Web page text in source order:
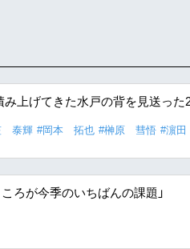
上げてきた水戸の背を見送った
泰輝 #岡本 拓也 #榊原 彗悟 #濵
ろが今季のいちばんの課題」